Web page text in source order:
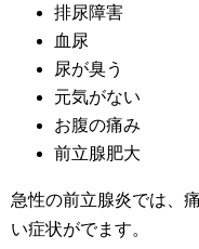
排尿障害
血尿
尿が臭う
元気がない
お腹の痛み
前立腺肥大
急性の前立腺炎では、
い症状がでます。